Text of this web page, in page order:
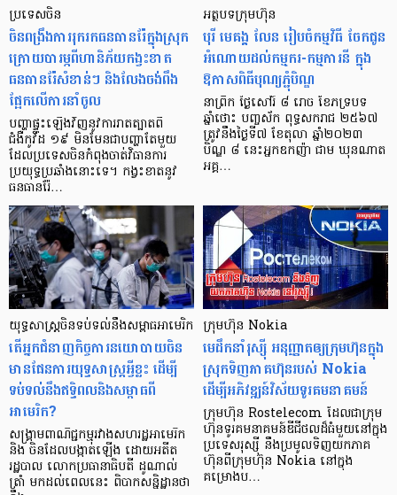
ប្រទេសចិន
ចិនពង្រឹងការរុករកធនធានរ៉ែក្នុងស្រុក
ក្រោយបារម្ភពីហានិភ័យកង្វះខាត
ធនធានរ៉ែសំខាន់ៗ និងលែងចង់ពឹង
ផ្អែកលើការនាំចូល
បញ្ហាផ្ទុះឡើងវិញនូវការរាតត្បាតពី
ជំងឺកូវីដ ១៩ មិនមែនជាបញ្ហាតែមួយ
ដែលប្រទេសចិនកំពុងចាត់វិធានការ
ប្រយុទ្ធប្រឆាំងនោះទេ។ កង្វះខាតនូវ
ធនធានរ៉ែ…
អត្ថបទក្រុមហ៊ុន
បុរី មេគង្គ លែន រៀបចំកម្មវិធី ចែកជូន
អំណោយដល់កម្មករ-កម្មការនី ក្នុង
ឱកាសពិធីបុណ្យភ្ជុំបិណ្ឌ
នាព្រឹក ថ្ងៃសៅរ៍ ៨ រោច ខែភទ្របទ
ឆ្នាំថោះ បញ្ចស័ក ពុទ្ធសករាជ ២៥៦៧
ត្រូវនឹងថ្ងៃទី៧ ខែតុលា ឆ្នាំ២០២៣
បិណ្ឌ ៨ នេះអ្នកឧកញ៉ា ជាម ឃុនណាត
អគ្គ…
យុទ្ធសាស្ត្រចិនទប់ទល់នឹងសម្ពាធអាមេរិក
តើអ្នកជំនាញកិច្ចការនយោបាយចិន
មានផែនការយុទ្ធសាស្រ្តអ្វីខ្លះ ដើម្បី
ទប់ទល់នឹងឥទ្ធិពលនិងសម្ពាធពី
អាមេរិក?
សង្រ្គាមពាណិជ្ជកម្មរវាងសហរដ្ឋអាមេរិក
និង ចិនដែលបង្កាត់ឡើង ដោយអតីត
រដ្ឋបាល លោកប្រធានាធិបតី ដូណាល់
ត្រាំ មកដល់ពេលនេះ ពិបាកសន្និដ្ឋានថា
ក្រុមហ៊ុន Nokia
មេដឹកនាំរុស្ស៊ី អនុញ្ញាតឲ្យក្រុមហ៊ុនក្នុង
ស្រុកទិញភាគហ៊ុនរបស់ Nokia
ដើម្បីអភិវឌ្ឍន៍វិស័យទូរគមនាគមន៍
ក្រុមហ៊ុន Rostelecom ដែលជាក្រុម
ហ៊ុនទូរគមនាគមន៍ឌីជីថលដ៏ធំមួយនៅក្នុង
ប្រទេសរុស្ស៊ី នឹងប្រមូលទិញយកភាគ
ហ៊ុនពីក្រុមហ៊ុន Nokia នៅក្នុង
គម្រោងប…